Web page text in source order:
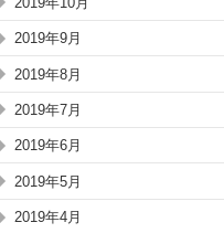
2019年9月
2019年8月
2019年7月
2019年6月
2019年5月
2019年4月